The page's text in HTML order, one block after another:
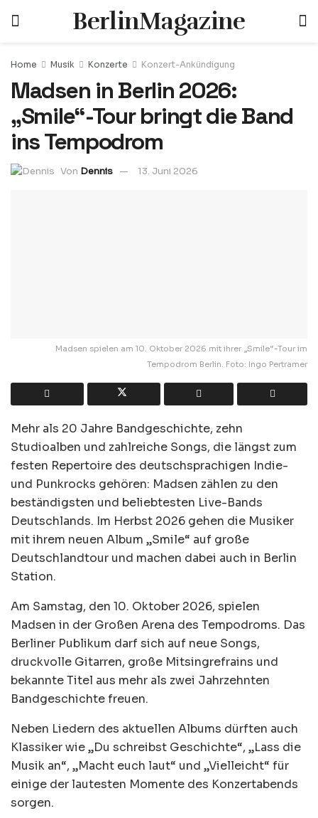
BerlinMagazine
Home Musik Konzerte Konzert-Ankündigung
Madsen in Berlin 2026:
„Smile“-Tour bringt die Band
ins Tempodrom
Von Dennis 13. Juni 2026
Madsen spielen am 10. Oktober 2026 mit ihrer „Smile“-Tour im
Tempodrom Berlin. Foto: Ingo Pertramer
Mehr als 20 Jahre Bandgeschichte, zehn
Studioalben und zahlreiche Songs, die längst zum
festen Repertoire des deutschsprachigen Indie-
und Punkrocks gehören: Madsen zählen zu den
beständigsten und beliebtesten Live-Bands
Deutschlands. Im Herbst 2026 gehen die Musiker
mit ihrem neuen Album „Smile“ auf große
Deutschlandtour und machen dabei auch in Berlin
Station.
Am Samstag, den 10. Oktober 2026, spielen
Madsen in der Großen Arena des Tempodroms. Das
Berliner Publikum darf sich auf neue Songs,
druckvolle Gitarren, große Mitsingrefrains und
bekannte Titel aus mehr als zwei Jahrzehnten
Bandgeschichte freuen.
Neben Liedern des aktuellen Albums dürften auch
Klassiker wie „Du schreibst Geschichte“, „Lass die
Musik an“, „Macht euch laut“ und „Vielleicht“ für
einige der lautesten Momente des Konzertabends
sorgen.